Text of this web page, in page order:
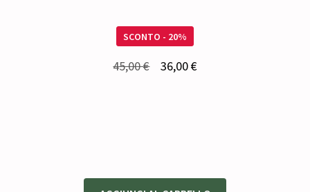
SCONTO - 20%
45,00€ 36,00€Il